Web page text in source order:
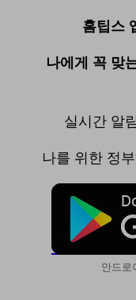
홈팁스
나에게 꼭 맞
실시간 알
나를 위한 정
안드로